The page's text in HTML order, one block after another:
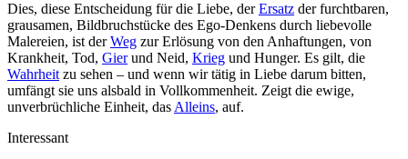
Dies, diese Entscheidung für die Liebe, derErsatz der furchtbaren,
grausamen, Bildbruchstücke des Ego-Denkens durch liebevolle
Malereien, ist derWeg zur Erlösung von den Anhaftungen, von
Krankheit, Tod, Gierund Neid, Krieg und Hunger. Es gilt, die
Wahrheit zu sehen – und wenn wir tätig in Liebe darum bitten,
umfängt sie uns alsbald in Vollkommenheit. Zeigt die ewige,
unverbrüchliche Einheit, das Alleins, auf.
Interessant